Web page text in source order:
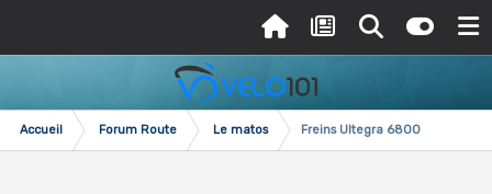
Accueil Forum Route Le matos Freins Ultegra 6800